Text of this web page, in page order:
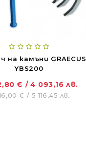
на камъни GRAECUS
YBS200
€ / 4 093,16 лв.
€ / 5 116,45 лв.